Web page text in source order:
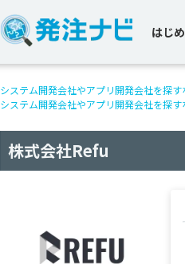
はじ
システム開発会社やアプリ開発会社を探す
システム開発会社やアプリ開発会社を探す
株式会社Refu